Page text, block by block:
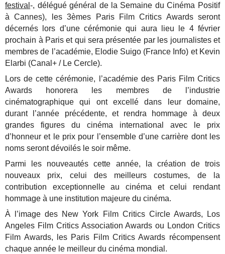
festival-, délégué général de la Semaine du Cinéma Positif
à Cannes), les 3èmes Paris Film Critics Awards seront
décernés lors d’une cérémonie qui aura lieu le 4 février
prochain à Paris et qui sera présentée par les journalistes et
membres de l’académie, Elodie Suigo (France Info) et Kevin
Elarbi (Canal+ / Le Cercle).
Lors de cette cérémonie, l’académie des Paris Film Critics
Awards honorera les membres de l’industrie
cinématographique qui ont excellé dans leur domaine,
durant l’année précédente, et rendra hommage à deux
grandes figures du cinéma international avec le prix
d’honneur et le prix pour l’ensemble d’une carrière dont les
noms seront dévoilés le soir même.
Parmi les nouveautés cette année, la création de trois
nouveaux prix, celui des meilleurs costumes, de la
contribution exceptionnelle au cinéma et celui rendant
hommage à une institution majeure du cinéma.
À l’image des New York Film Critics Circle Awards, Los
Angeles Film Critics Association Awards ou London Critics
Film Awards, les Paris Film Critics Awards récompensent
chaque année le meilleur du cinéma mondial.